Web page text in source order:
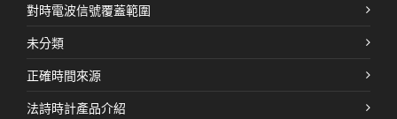
對時電波信號覆蓋範圍
未分類
正確時間來源
法詩時計產品介紹